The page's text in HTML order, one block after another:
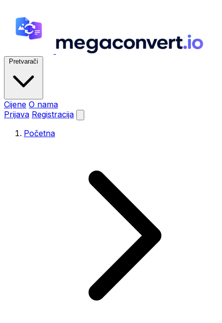
Pretvarači
Cijene O nama
Prijava Registracija
Početna